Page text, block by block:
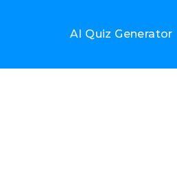
AI Quiz Generator